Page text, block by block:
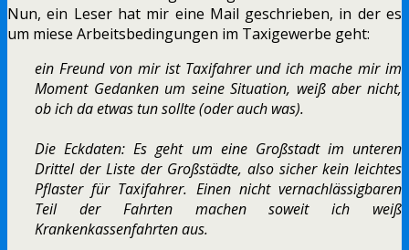
Nun, ein Leser hat mir eine Mail geschrieben, in der es
um miese Arbeitsbedingungen im Taxigewerbe geht:
ein Freund von mir ist Taxifahrer und ich mache mir im
Moment Gedanken um seine Situation, weiß aber nicht,
ob ich da etwas tun sollte (oder auch was).
Die Eckdaten: Es geht um eine Großstadt im unteren
Drittel der Liste der Großstädte, also sicher kein leichtes
Pflaster für Taxifahrer. Einen nicht vernachlässigbaren
Teil der Fahrten machen soweit ich weiß
Krankenkassenfahrten aus.